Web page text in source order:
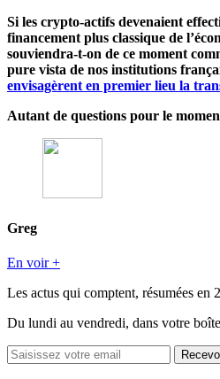
Si les crypto-actifs devenaient
financement plus classique de
souviendra-t-on de ce moment
pure vista de nos institutions
envisagèrent en premier lieu la
Autant de questions pour le
Greg
En voir +
Les actus qui comptent, résumées en
Du lundi au vendredi, dans votre